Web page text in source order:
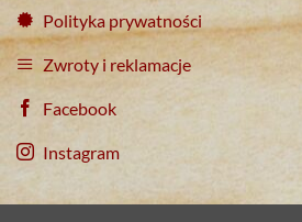
Polityka prywatności
Zwroty i reklamacje
Facebook
Instagram